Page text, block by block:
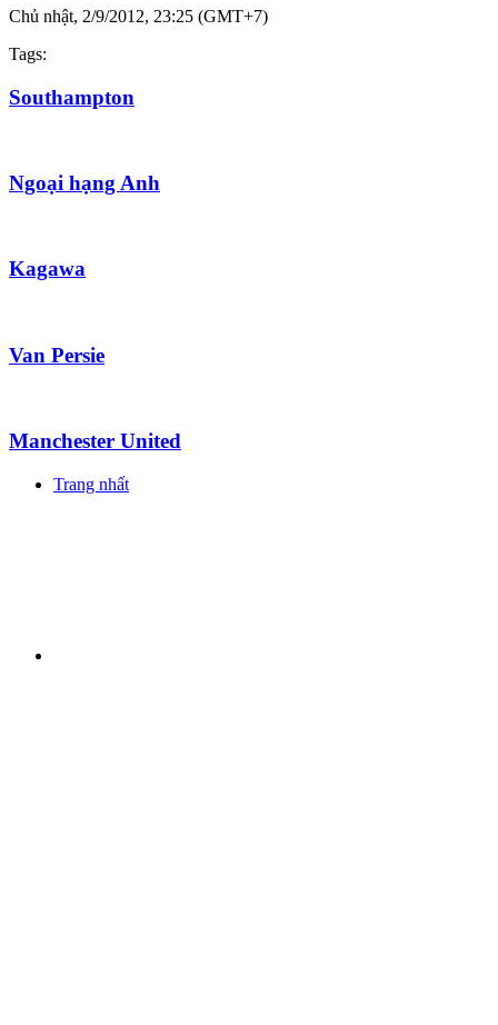
Chủ nhật, 2/9/2012, 23:25 (GMT+7)
Tags:
Southampton
Ngoại hạng Anh
Kagawa
Van Persie
Manchester United
Trang nhất